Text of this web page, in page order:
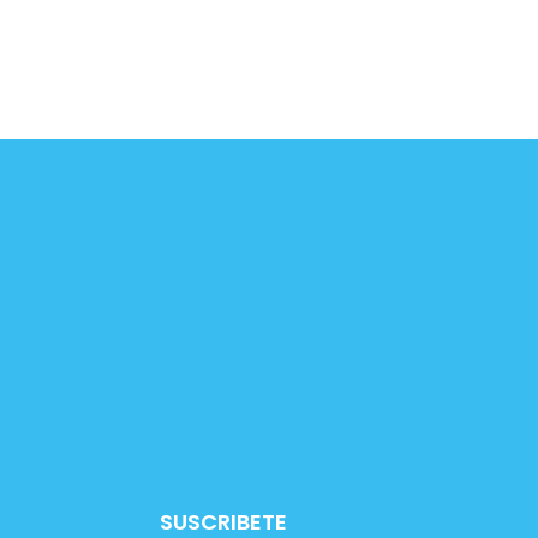
SUSCRIBETE